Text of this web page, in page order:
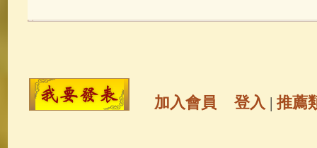
玉曆寶鈔(236) 地藏經(225)
高僧故事 (142) 放生護生 (133)
加入會員 登入 | 推薦